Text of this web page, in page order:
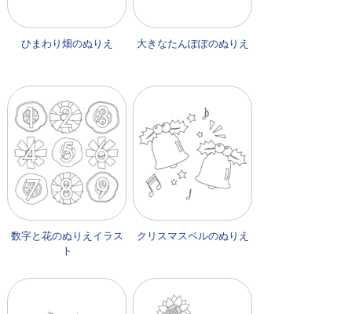
ひまわり畑のぬりえ 大きなたんぽぽのぬりえ
数字と花のぬりえイラス
ト
クリスマスベルのぬりえ